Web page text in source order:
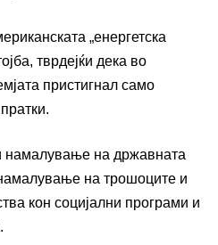
„енергетска
тврдејќи дека во
пристигнал само
намалување на државната
на трошоците и
кон социјални програми и